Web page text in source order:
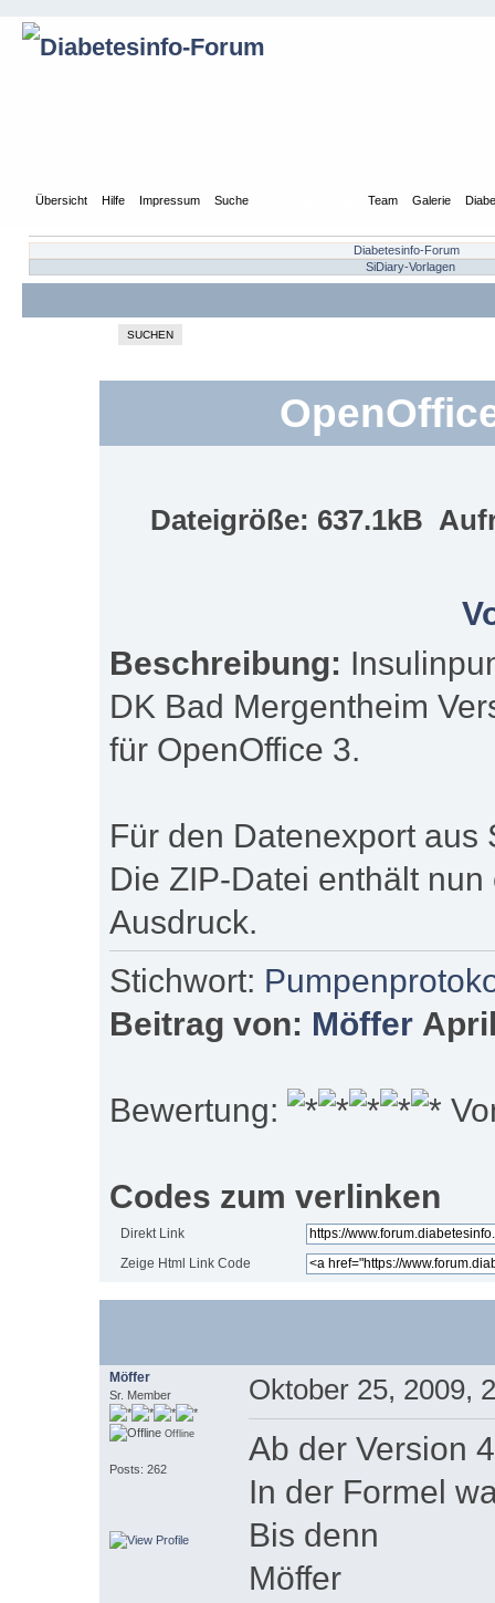
Übersicht Hilfe Impressum Suche Team Galerie
Diabetesinfo-Forum
SiDiary-Vorlagen
SUCHEN
Dateigröße: 637.1kB
Beschreibung:
DK Bad Mergentheim
für OpenOffice 3.
Für den Datenexport aus
Die ZIP-Datei enthält
Ausdruck.
Stichwort:
Beitrag von: MöfferApril
Bewertung:
Codes zum verlinken
Direkt Link
Zeige Html Link Code
Möffer
Sr. Member
Offline
Posts: 262
Oktober 25, 2009,
Ab der Version
In der Formel
Bis denn
Möffer